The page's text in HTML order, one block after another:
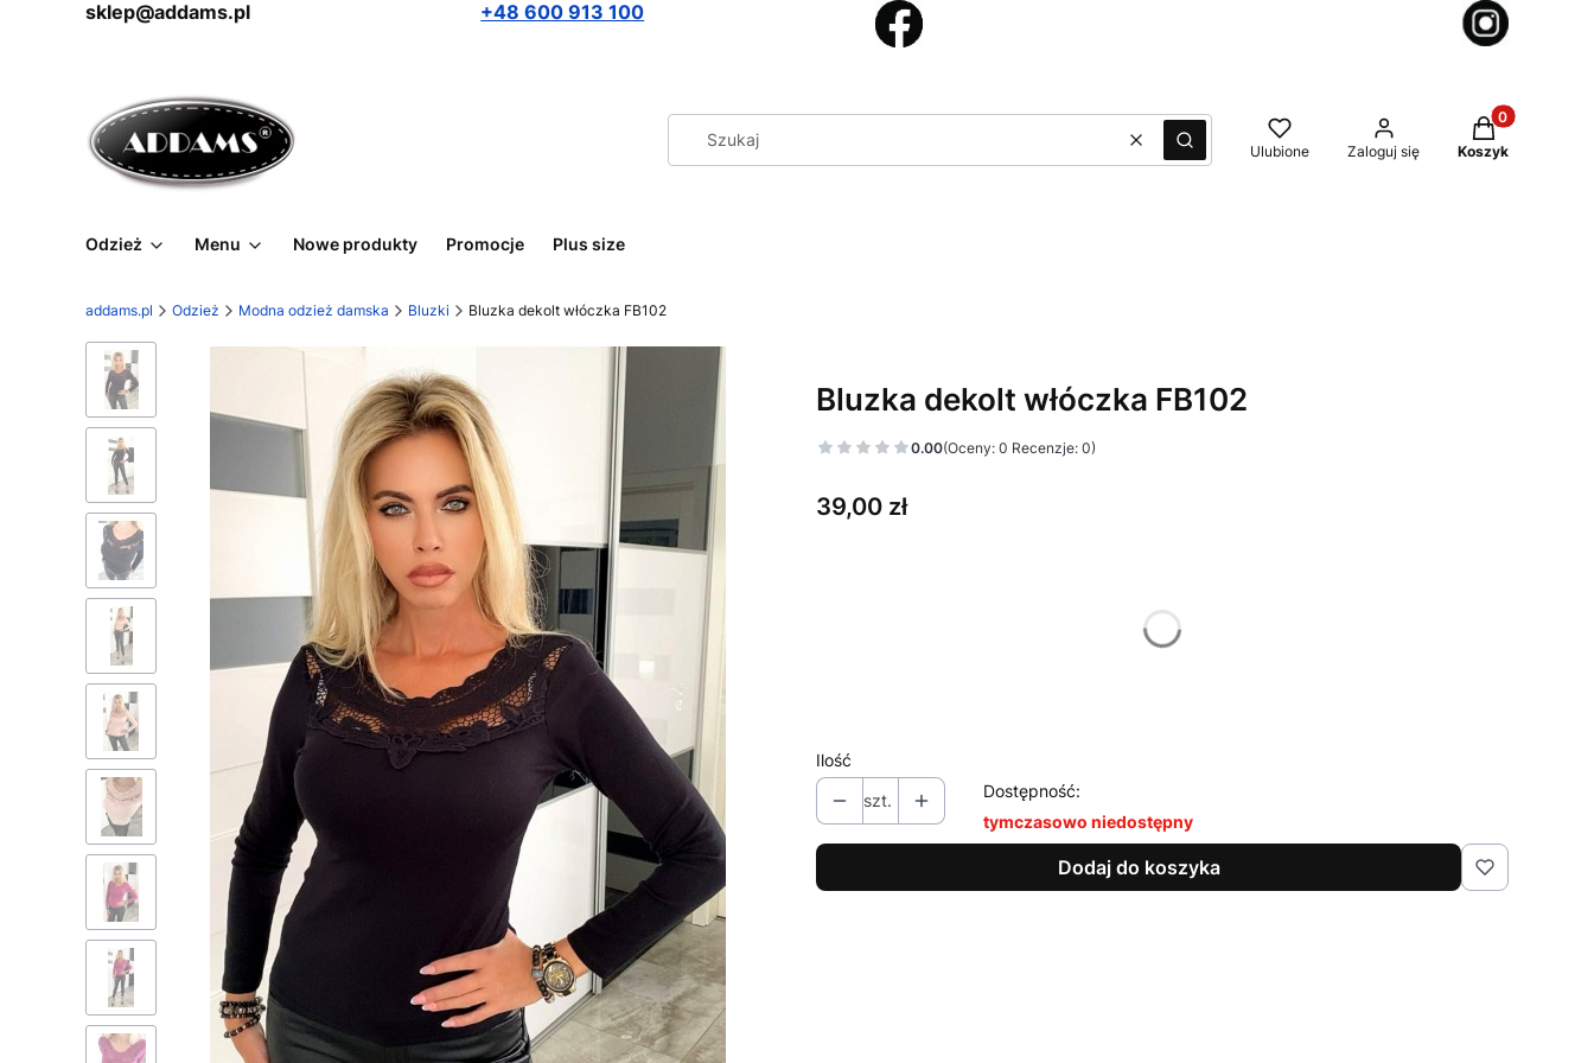
sklep@addams.pl +48 600 913 100
WyczyśćSzukaj Ulubione Zaloguj się
Produkty w
Koszyk
Odzież Menu Nowe produkty Promocje Plus size
addams.pl Odzież Modna odzież damska Bluzki Bluzka dekolt włóczka FB102
Bluzka dekolt włóczka FB102
0.00(Oceny: 0 Recenzje: 0)
Cena
39,00 zł
Poszczególne warianty mogą różnić się ceną
Ilość
szt.
Dostępność:
tymczasowo niedostępny
Dodaj do koszyka